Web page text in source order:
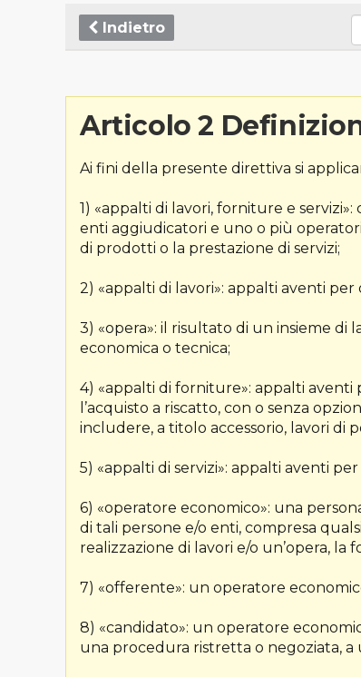
Indietro
Articolo 2
Ai fini della presente direttiva si
1) «appalti di lavori, forniture e
enti aggiudicatori e uno o più
di prodotti o la prestazione di servizi;
2) «appalti di lavori»: appalti aventi
3) «opera»: il risultato di un insieme di
economica o tecnica;
4) «appalti di forniture»: appalti aventi
l’acquisto a riscatto, con o senza
includere, a titolo accessorio, lavori di
5) «appalti di servizi»: appalti aventi
6) «operatore economico»: una
di tali persone e/o enti, compresa
realizzazione di lavori e/o un’opera,
7) «offerente»: un operatore
8) «candidato»: un operatore
una procedura ristretta o negoziata,